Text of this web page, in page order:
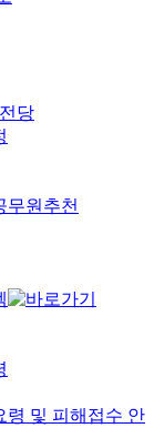
당
무원추천
령 및 피해접수 안